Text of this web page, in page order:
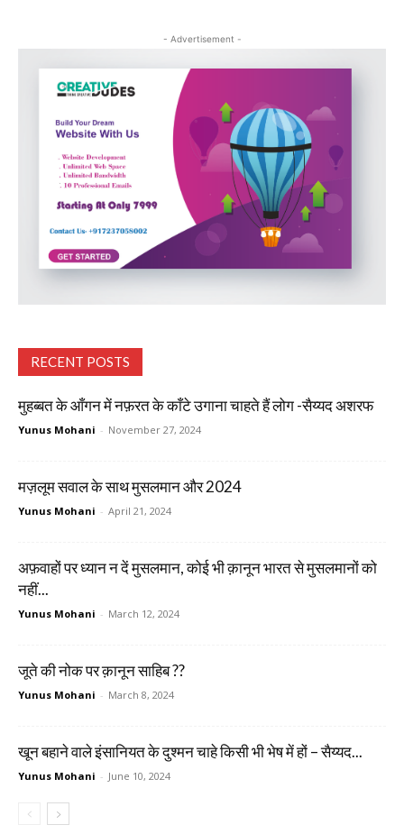
- Advertisement -
RECENT POSTS
मुहब्बत के आँगन में नफ़रत के काँटे उगाना चाहते हैं लोग -सैय्यद अशरफ
Yunus Mohani - November 27, 2024
मज़लूम सवाल के साथ मुसलमान और 2024
Yunus Mohani - April 21, 2024
अफ़वाहों पर ध्यान न दें मुसलमान, कोई भी क़ानून भारत से मुसलमानों को
नहीं...
Yunus Mohani - March 12, 2024
जूते की नोक पर क़ानून साहिब ??
Yunus Mohani - March 8, 2024
खून बहाने वाले इंसानियत के दुश्मन चाहे किसी भी भेष में हों – सैय्यद...
Yunus Mohani - June 10, 2024